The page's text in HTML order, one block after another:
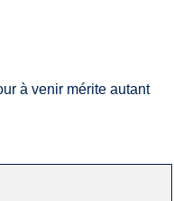
à venir mérite autant